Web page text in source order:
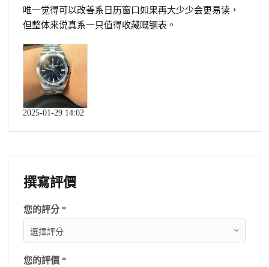
唯一觉得可以改善系日历窗口如果再大少少会更易读，
但整体来说真系一只值得收藏嘅钢表。
2025-01-29 14:02
撰寫評價
您的評分 *
您的評價 *